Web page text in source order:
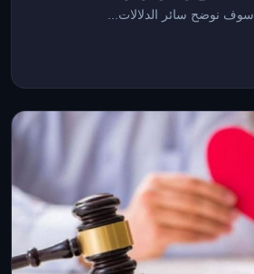
سوف نوضح سائر الدلالات...